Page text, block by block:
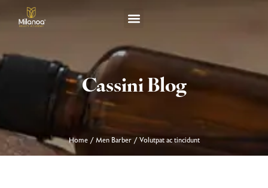
Cassini Blog
Home / Men Barber / Volutpat ac tincidunt